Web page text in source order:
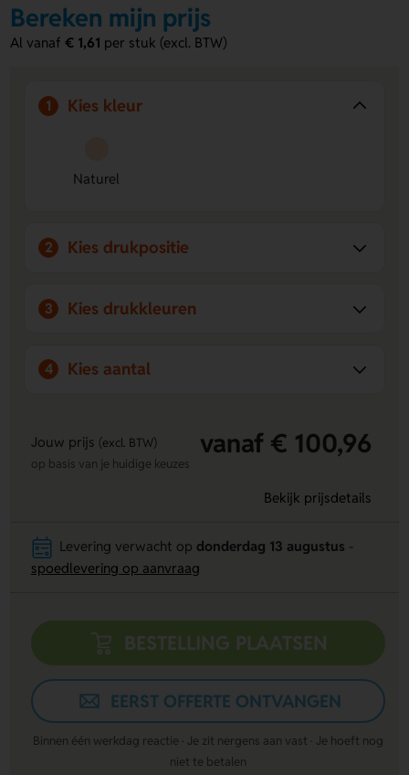
Voordelen van de bamboe sieradendoos
met spiegel
ontwerp duidelijk zien op het doosje.
Magnetische sluiting
bijzonder met een eigen ontwerp of naam.
Bereken mijn prijs
Al vanaf€ 1,61 per stuk (excl. BTW)
1 Kies kleur
Naturel
2 Kies drukpositie
3 Kies drukkleuren
4 Kies aantal
Jouw prijs (excl. BTW) vanaf € 100,96
op basis van je huidige keuzes
Bekijk prijsdetails
Levering verwacht op donderdag 13 augustus
spoedlevering op aanvraag
BESTELLING PLAATSEN
EERST OFFERTE ONTVANGEN
Binnen één werkdag reactie · Je zit nergens aan vast · Je hoeft nog
niet te betalen